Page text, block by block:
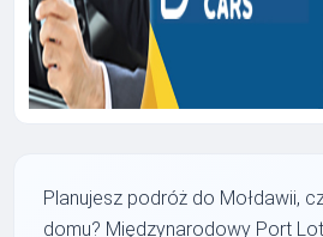
Planujesz podróż do Mołdawii,
domu? Międzynarodowy Port